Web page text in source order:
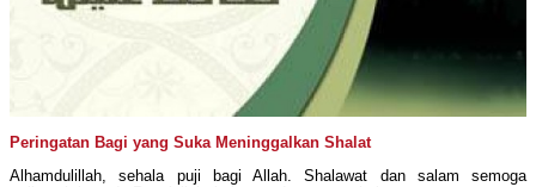
Peringatan Bagi yang Suka Meninggalkan Shalat
Alhamdulillah, sehala puji bagi Allah. Shalawat dan salam semoga